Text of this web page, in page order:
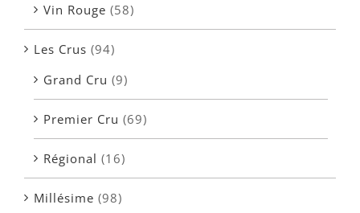
Vin Rouge (58)
Les Crus (94)
Grand Cru (9)
Premier Cru (69)
Régional (16)
Millésime (98)